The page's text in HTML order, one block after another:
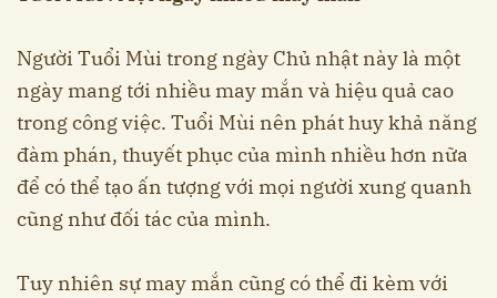
Người Tuổi Mùi trong ngày Chủ nhật này là một
ngày mang tới nhiều may mắn và hiệu quả cao
trong công việc. Tuổi Mùi nên phát huy khả năng
đàm phán, thuyết phục của mình nhiều hơn nữa
để có thể tạo ấn tượng với mọi người xung quanh
cũng như đối tác của mình.
Tuy nhiên sự may mắn cũng có thể đi kèm với